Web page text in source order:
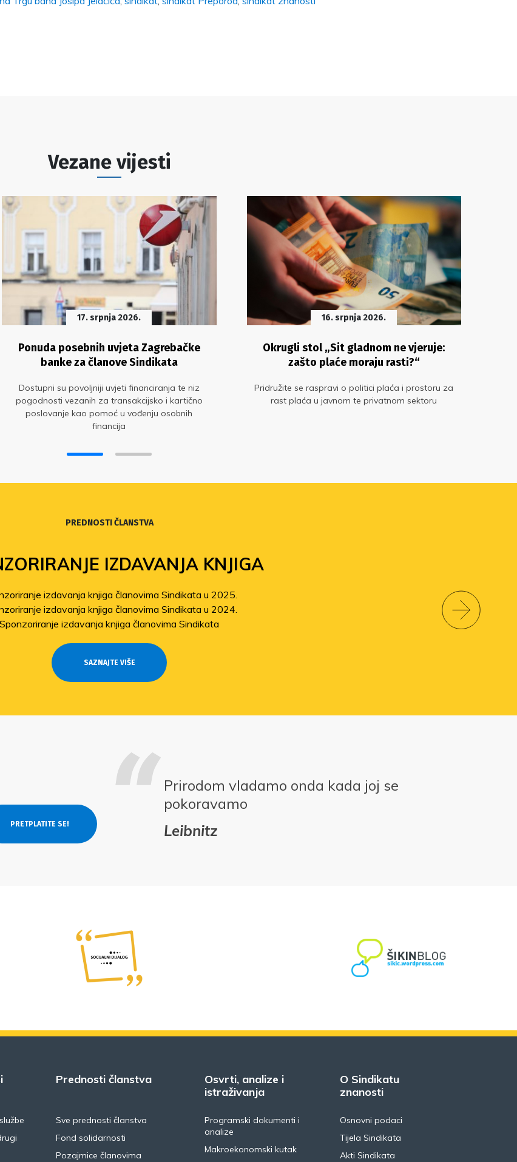
Vezane vijesti
17. srpnja 2026.
Ponuda posebnih uvjeta Zagrebačke
banke za članove Sindikata
Dostupni su povoljniji uvjeti financiranja te niz
pogodnosti vezanih za transakcijsko i kartično
poslovanje kao pomoć u vođenju osobnih
financija
16. srpnja 2026.
Okrugli stol „Sit gladnom ne vjeruje:
zašto plaće moraju rasti?“
Pridružite se raspravi o politici plaća i prostoru za
rast plaća u javnom te privatnom sektoru
PREDNOSTI ČLANSTVA
IZDAVANJA KNJIGA
izdavanja knjiga članovima Sindikata u 2025.
izdavanja knjiga članovima Sindikata u 2024.
Sponzoriranje izdavanja knjiga članovima Sindikata
SAZNAJTE VIŠE
Prirodom vladamo onda kada joj se
pokoravamo
Leibnitz
Prednosti članstva
Sve prednosti članstva
Fond solidarnosti
Pozajmice članovima
Osvrti, analize i
istraživanja
Programski dokumenti i
analize
Makroekonomski kutak
O Sindikatu
znanosti
Osnovni podaci
Tijela Sindikata
Akti Sindikata